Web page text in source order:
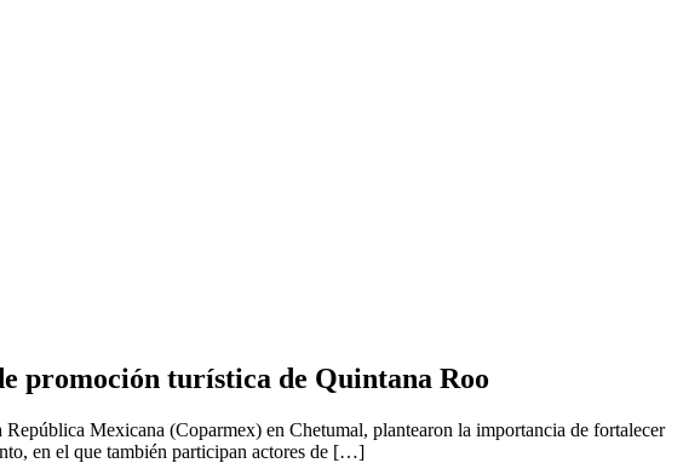
promoción turística de Quintana Roo
Mexicana (Coparmex) en Chetumal, plantearon la importancia de fortalecer
en el que también participan actores de […]